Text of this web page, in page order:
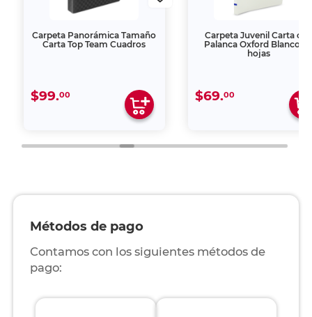
Carpeta Panorámica Tamaño
Carta Top Team Cuadros
$99.00
Carpeta Juvenil Carta con
Palanca Oxford Blanco
hojas
$69.00
Métodos de pago
Contamos con los siguientes métodos de
pago: